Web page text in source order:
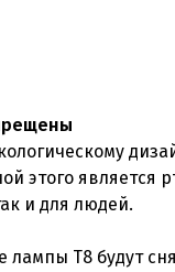
этого является
и для людей.
лампы Т8 будут